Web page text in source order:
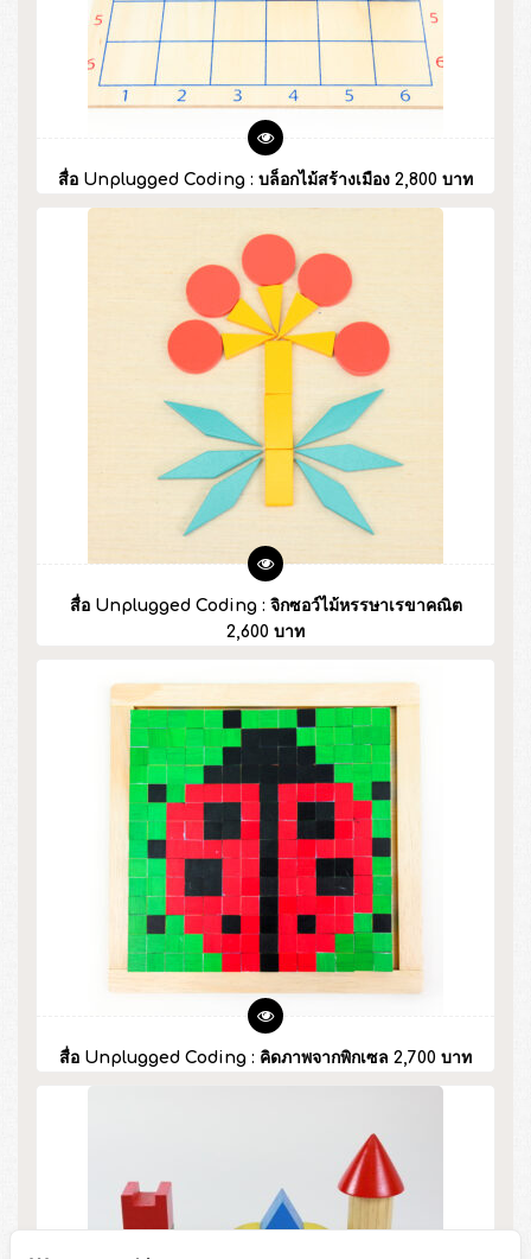
สื่อ Unplugged Coding : บล็อกไม้สร้างเมือง 2,800 บาท
สื่อ Unplugged Coding : จิกซอว์ไม้หรรษาเรขาคณิต
2,600 บาท
สื่อ Unplugged Coding : คิดภาพจากพิกเซล 2,700 บาท